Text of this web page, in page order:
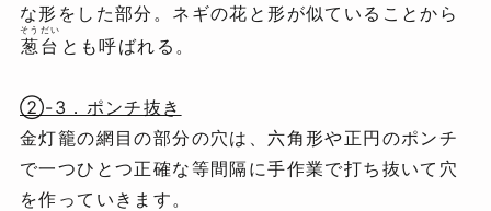
な形をした部分。ネギの花と形が似ていることから
葱台
そうだい
とも呼ばれる。
②-3．ポンチ抜き
金灯籠の網目の部分の穴は、六角形や正円のポンチ
で一つひとつ正確な等間隔に手作業で打ち抜いて穴
を作っていきます。